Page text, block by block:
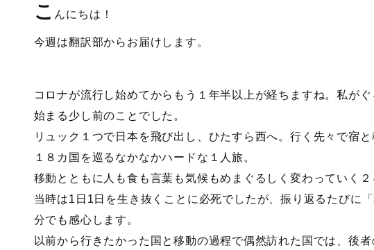
こ んにちは！
今週は翻訳部からお届けします。
コロナが流行し始めてからもう１年半以上が経ちますね。私が
始まる少し前のことでした。
リュック１つで日本を飛び出し、ひたすら西へ。行く先々で宿
１８カ国を巡るなかなかハードな１人旅。
移動とともに人も食も言葉も気候もめまぐるしく変わっていく
当時は1日1日を生き抜くことに必死でしたが、振り返るたびに
分でも感心します。
以前から行きたかった国と移動の過程で偶然訪れた国では、後